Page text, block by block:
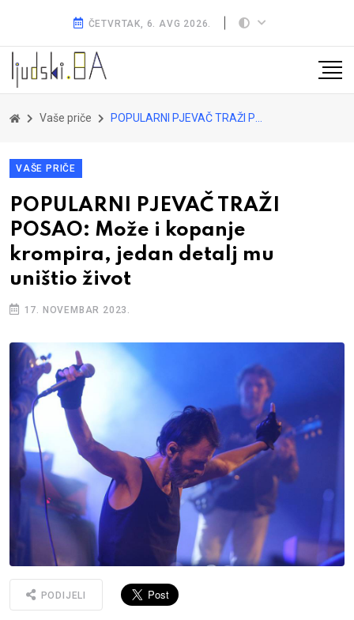
ČETVRTAK, 6. AVG 2026.
Vaše priče POPULARNI PJEVAČ TRAŽI POSAO: Može i kopanje krompira, jedan detalj mu uništio život
VAŠE PRIČE
POPULARNI PJEVAČ TRAŽI
POSAO: Može i kopanje
krompira, jedan detalj mu
uništio život
17. NOVEMBAR 2023.
PODIJELI